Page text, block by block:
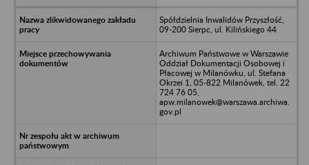
Spółdzielnia Inwalidów Przyszłość,
09-200 Sierpc, ul. Kilińskiego 44
Archiwum Państwowe w Warszawie
Oddział Dokumentacji Osobowej i
Płacowej w Milanówku, ul. Stefana
Okrzei 1, 05-822 Milanówek, tel. 22
724 76 05,
apw.milanowek@warszawa.archiwa.
gov.pl